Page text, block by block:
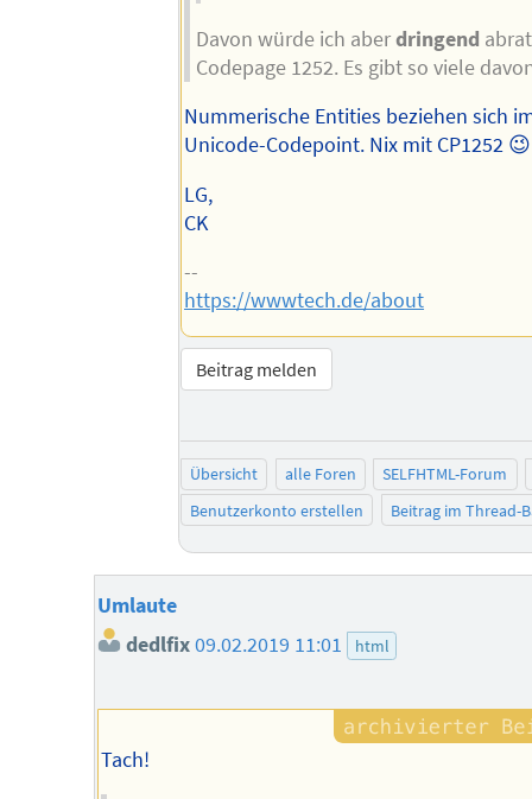
Davon würde ich aberdringend
Codepage 1252. Es gibt so viele
Nummerische Entities beziehen sich
Unicode-Codepoint. Nix mit CP1252 😉
LG,
CK
--
https://wwwtech.de/about
Beitrag melden
Übersicht alle Foren
SELFHTML-Forum
Benutzerkonto erstellen
Beitrag im Thread-
Umlaute
dedlfix09.02.2019 11:01 html
Tach!